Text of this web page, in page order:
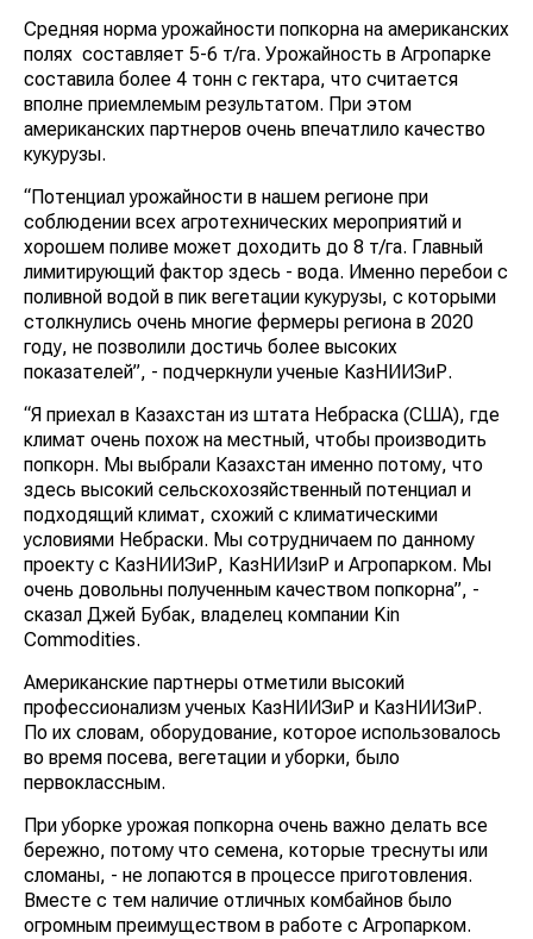
Средняя норма урожайности попкорна на американских
полях составляет 5-6 т/га. Урожайность в Агропарке
составила более 4 тонн с гектара, что считается
вполне приемлемым результатом. При этом
американских партнеров очень впечатлило качество
кукурузы.
“Потенциал урожайности в нашем регионе при
соблюдении всех агротехнических мероприятий и
хорошем поливе может доходить до 8 т/га. Главный
лимитирующий фактор здесь - вода. Именно перебои с
поливной водой в пик вегетации кукурузы, с которыми
столкнулись очень многие фермеры региона в 2020
году, не позволили достичь более высоких
показателей”, - подчеркнули ученые КазНИИЗиР.
“Я приехал в Казахстан из штата Небраска (США), где
климат очень похож на местный, чтобы производить
попкорн. Мы выбрали Казахстан именно потому, что
здесь высокий сельскохозяйственный потенциал и
подходящий климат, схожий с климатическими
условиями Небраски. Мы сотрудничаем по данному
проекту с КазНИИЗиР, КазНИИзиР и Агропарком. Мы
очень довольны полученным качеством попкорна”, -
сказал Джей Бубак, владелец компании Kin
Commodities.
Американские партнеры отметили высокий
профессионализм ученых КазНИИЗиР и КазНИИЗиР.
По их словам, оборудование, которое использовалось
во время посева, вегетации и уборки, было
первоклассным.
При уборке урожая попкорна очень важно делать все
бережно, потому что семена, которые треснуты или
сломаны, - не лопаются в процессе приготовления.
Вместе с тем наличие отличных комбайнов было
огромным преимуществом в работе с Агропарком.